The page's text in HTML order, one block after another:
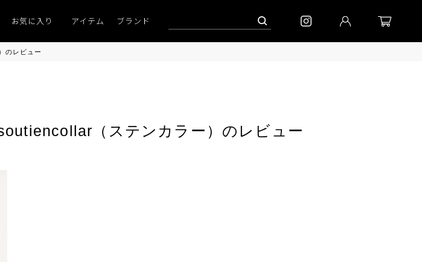
ト」 ポイント9％「マンスリーポイントキャンペーン」 到着(8/7)｜eb.a.gos 予約│「エッグジャケット GREY」
お気に入り アイテム ブランド
のレビュー
（ステンカラー）のレビュー